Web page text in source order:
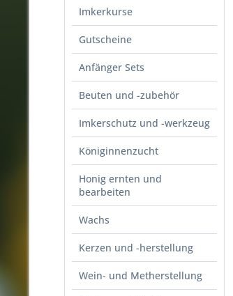
Imkerkurse
Gutscheine
Anfänger Sets
Beuten und -zubehör
Imkerschutz und -werkzeug
Königinnenzucht
Honig ernten und
bearbeiten
Wachs
Kerzen und -herstellung
Wein- und Metherstellung